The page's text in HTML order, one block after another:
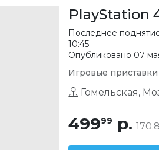
PlayStation
Последнее
10:45
Опубликовано 07
Игровые приставки
Гомельская,
49999 р.